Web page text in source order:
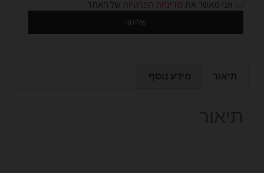
אני מאשר את מדיניות הפרטיות של האתר
שליחה
תיאור מידע נוסף